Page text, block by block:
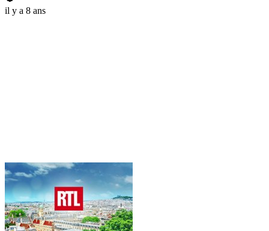
il y a 8 ans